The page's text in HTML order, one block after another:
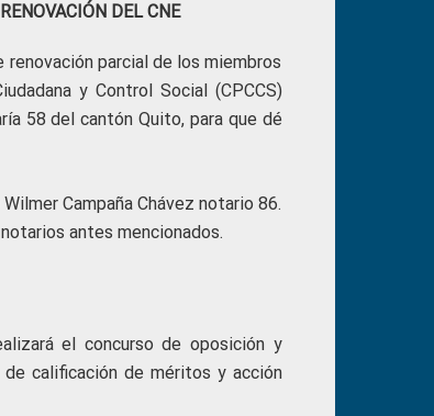
DEL CNE
parcial de los miembros
y Control Social (CPCCS)
58 del cantón Quito, para que dé
Campaña Chávez notario 86.
antes mencionados.
el concurso de oposición y
calificación de méritos y acción